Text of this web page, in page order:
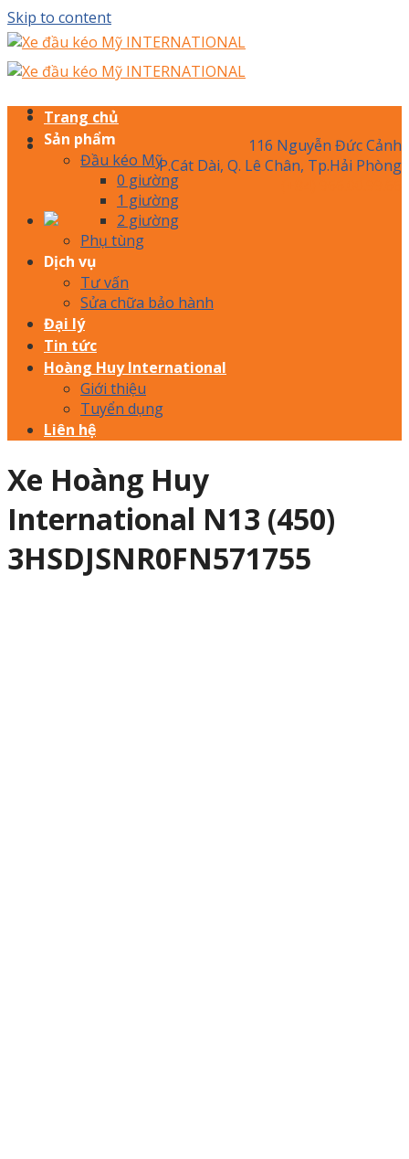
Skip to content
116 Nguyễn Đức Cảnh
P.Cát Dài, Q. Lê Chân, Tp.Hải Phòng
Trang chủ
Sản phẩm
Đầu kéo Mỹ
0 giường
1 giường
2 giường
Phụ tùng
Dịch vụ
Tư vấn
Sửa chữa bảo hành
Đại lý
Tin tức
Hoàng Huy International
Giới thiệu
Tuyển dụng
Liên hệ
Xe Hoàng Huy
International N13 (450)
3HSDJSNR0FN571755